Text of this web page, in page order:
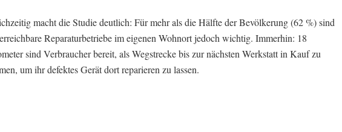
macht die Studie deutlich: Für mehr als die Hälfte der Bevölkerung (62 %) sind
Reparaturbetriebe im eigenen Wohnort jedoch wichtig. Immerhin: 18
sind Verbraucher bereit, als Wegstrecke bis zur nächsten Werkstatt in Kauf zu
um ihr defektes Gerät dort reparieren zu lassen.